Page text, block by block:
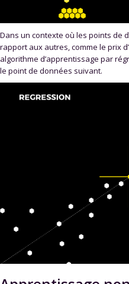
Dans un contexte où les points de
rapport aux autres, comme le prix
algorithme d’apprentissage par
le point de données suivant.